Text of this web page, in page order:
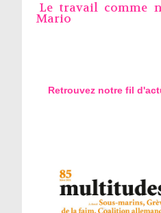
Le travail comme
Mario
Retrouvez notre fil